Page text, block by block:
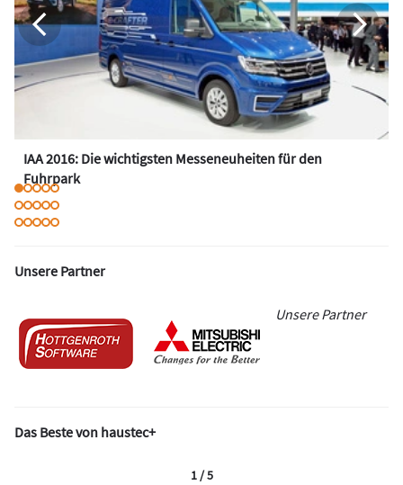
IAA 2016: Die wichtigsten Messeneuheiten für den
Fuhrpark
Unsere Partner
Unsere Partner
Das Beste von haustec+
1 / 5